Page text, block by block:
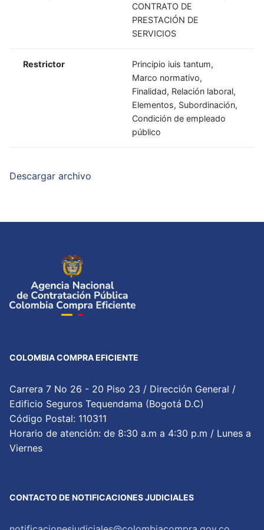
CONTRATO DE
PRESTACIÓN DE
SERVICIOS
Restrictor
Principio iuis tantum,
Marco normativo,
Finalidad, Relación laboral,
Elementos, Subordinación,
Condición de empleado
público
Descargar archivo
COLOMBIA COMPRA EFICIENTE
Carrera 7 No 26 - 20 Piso 23 / Dirección General /
Edificio Seguros Tequendama (Bogotá D.C)
Código Postal: 110311
Horario de atención: de 8:30 a.m a 4:30 p.m / Lunes a
Viernes
CONTACTO DE NOTIFICACIONES JUDICIALES